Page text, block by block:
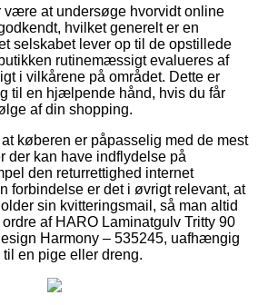
være at undersøge hvorvidt online
hvilket generelt er en
selskabet lever op til de opstillede
rutinemæssigt evalueres af
i vilkårene på området. Dette er
til en hjælpende hånd, hvis du får
af din shopping.
køberen er påpasselig med de mest
der kan have indflydelse på
den returrettighed internet
forbindelse er det i øvrigt relevant, at
sin kvitteringsmail, så man altid
af HARO Laminatgulv Tritty 90
Harmony – 535245, uafhængig
en pige eller dreng.